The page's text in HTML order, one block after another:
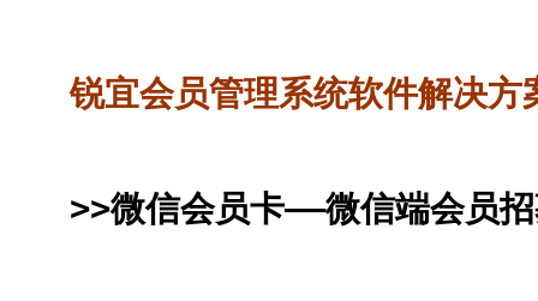
锐宜会员管理系统软件解决方
>>微信会员卡——微信端会员